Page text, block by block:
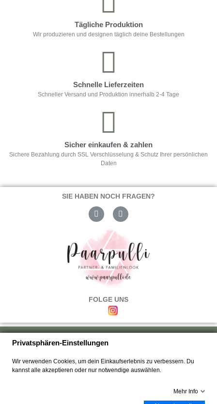
Tägliche Produktion
Wir produzieren und designen täglich deine Bestellungen
Schnelle Lieferzeiten
Schneller Versand und Produktion innerhalb 2-4 Tage
Sicher einkaufen & zahlen
Sichere Bezahlung durch SSL Verschlüsselung & Schutz Ihrer persönlichen
Daten
SIE HABEN NOCH FRAGEN?
FOLGE UNS
Über uns|Versand & Zahlung|Umtausch & Rückgabe
Kontakt
Privatsphären-Einstellungen
Wir verwenden Cookies, um dein Einkaufserlebnis zu verbessern. Du
kannst alle akzeptieren oder nur notwendige auswählen.
Mehr Info